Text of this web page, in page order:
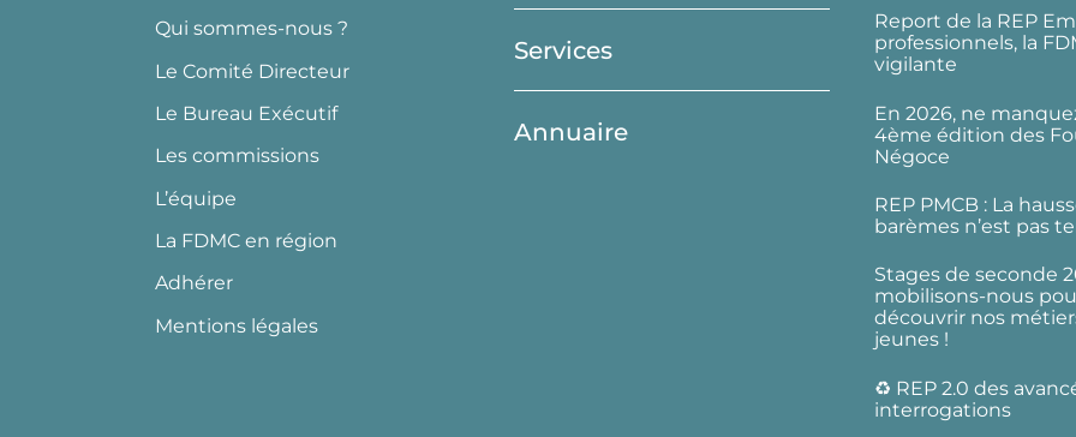
Top
Qui sommes-nous ?
Le Comité Directeur
Le Bureau Exécutif
Les commissions
L’équipe
La FDMC en région
Adhérer
Mentions légales
Services
Annuaire
Report de la REP
professionnels, la
vigilante
En 2026, ne
4ème édition des
Négoce
REP PMCB : La
barèmes n’est pas
Stages de seconde
mobilisons-nous
découvrir nos
jeunes !
♻️ REP 2.0 des
interrogations